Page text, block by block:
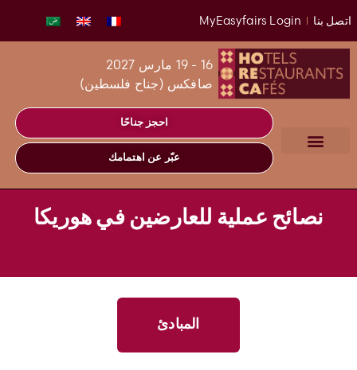
اتصل بنا MyEasyfairs Login
16 - 19 مارس 2027
صافكس (جناح فلسطين)
احجز جناحًا
عبّر عن اهتمامك
نصائح عملية للعارضين في هوريكا
المبادئ